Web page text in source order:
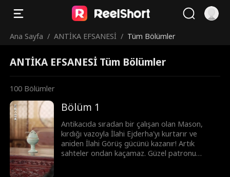
Ana Sayfa / ANTİKA EFSANESİ / Tüm Bölümler
ANTİKA EFSANESİ Tüm Bölümler
100 Bölümler
Bölüm 1
Antikacıda sıradan bir çalışan olan Mason,
kırdığı vazoyla İlahi Ejderha'yı kurtarır ve
aniden İlahi Görüş gücünü kazanır! Artık
sahteler ondan kaçamaz. Güzel patronu